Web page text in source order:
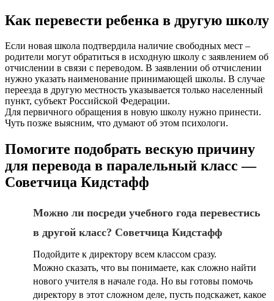
Как перевести ребенка в другую школу
Если новая школа подтвердила наличие свободных мест –
родители могут обратиться в исходную школу с заявлением об
отчислении в связи с переводом. В заявлении об отчислении
нужно указать наименование принимающей школы. В случае
переезда в другую местность указывается только населенный
пункт, субъект Российской Федерации.
Для первичного обращения в новую школу нужно принести.
Чуть позже выясним, что думают об этом психологи.
Помогите подобрать вескую причину
для перевода в паралельный класс —
Советчица Кидстафф
Можно ли посреди учебного года перевестись
в другой класс? Советчица Кидстафф
Подойдите к директору всем классом сразу.
Можно сказать, что вы понимаете, как сложно найти
нового учителя в начале года. Но вы готовы помочь
директору в этот сложном деле, пусть подскажет, какое